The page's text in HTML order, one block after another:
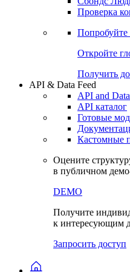
Чат
Проверка
Попробуйте
Откройте
Получить
API & Data Feed
API and
Готовые
в публичном